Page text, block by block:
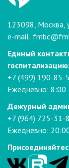
123098, Москва,
e-mail:
Единый
госпитализацию:
+7 (499) 190-85-
Ежедневно: 8:00
Дежурный
+7 (964) 725-31-
Ежедневно: